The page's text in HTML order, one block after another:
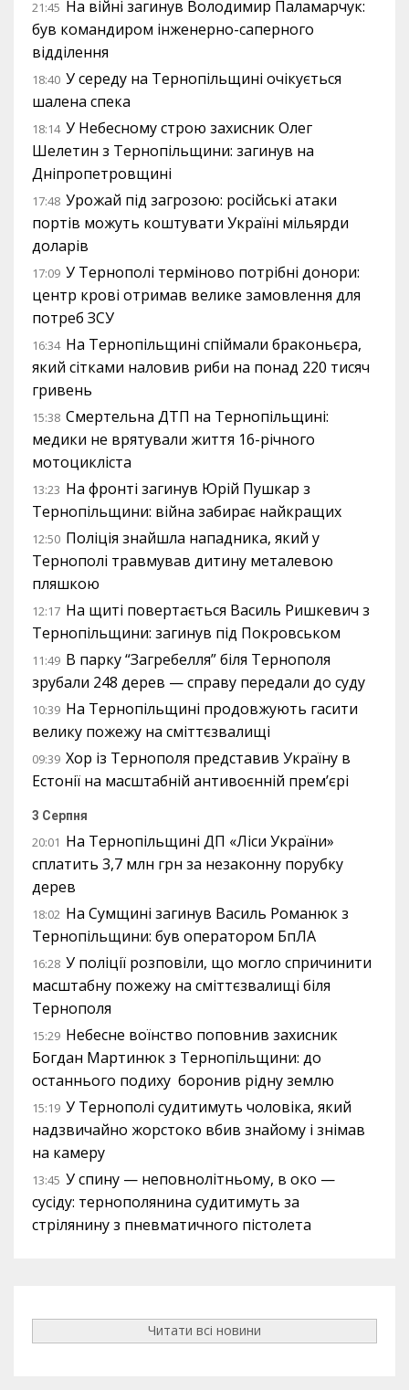
21:45 На війні загинув Володимир Паламарчук:
був командиром інженерно-саперного
відділення
18:40 У середу на Тернопільщині очікується
шалена спека
18:14 У Небесному строю захисник Олег
Шелетин з Тернопільщини: загинув на
Дніпропетровщині
17:48 Урожай під загрозою: російські атаки
портів можуть коштувати Україні мільярди
доларів
17:09 У Тернополі терміново потрібні донори:
центр крові отримав велике замовлення для
потреб ЗСУ
16:34 На Тернопільщині спіймали браконьєра,
який сітками наловив риби на понад 220 тисяч
гривень
15:38 Смертельна ДТП на Тернопільщині:
медики не врятували життя 16-річного
мотоцикліста
13:23 На фронті загинув Юрій Пушкар з
Тернопільщини: війна забирає найкращих
12:50 Поліція знайшла нападника, який у
Тернополі травмував дитину металевою
пляшкою
12:17 На щиті повертається Василь Ришкевич з
Тернопільщини: загинув під Покровськом
11:49 В парку “Загребелля” біля Тернополя
зрубали 248 дерев — справу передали до суду
10:39 На Тернопільщині продовжують гасити
велику пожежу на сміттєзвалищі
09:39 Хор із Тернополя представив Україну в
Естонії на масштабній антивоєнній прем’єрі
3 Серпня
20:01 На Тернопільщині ДП «Ліси України»
сплатить 3,7 млн грн за незаконну порубку
дерев
18:02 На Сумщині загинув Василь Романюк з
Тернопільщини: був оператором БпЛА
16:28 У поліції розповіли, що могло спричинити
масштабну пожежу на сміттєзвалищі біля
Тернополя
15:29 Небесне воїнство поповнив захисник
Богдан Мартинюк з Тернопільщини: до
останнього подиху боронив рідну землю
15:19 У Тернополі судитимуть чоловіка, який
надзвичайно жорстоко вбив знайому і знімав
на камеру
13:45 У спину — неповнолітньому, в око —
сусіду: тернополянина судитимуть за
стрілянину з пневматичного пістолета
Читати всі новини